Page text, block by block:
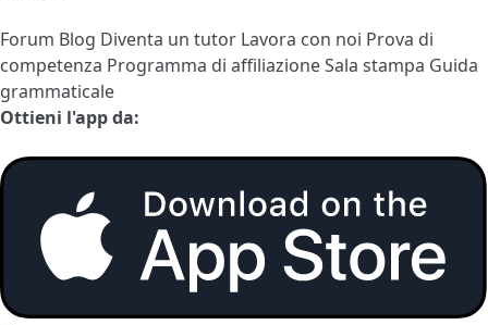
Forum Blog Diventa un tutor Lavora con noi Prova di
competenza Programma di affiliazioneSala stampa Guida
grammaticale
Ottieni l'app da: